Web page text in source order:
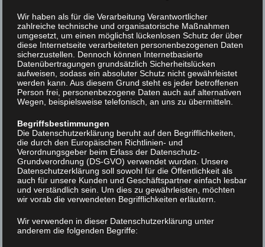
Telefon: 03631 982938
E-Mail: praxis@physiotherapie-noeckel.de
Verantwortlich i.S.d. § 55 Abs. 2 RStV:
Mark Nöckel Familie 2025 Stiftung
Physiotherapie
99734 Nordhausen
Deutschland
Fotoarbeiten:
Michael Caspari –Blitzlicht – let me see your smile
Wir haben als für die Verarbeitung Verantwortlicher
zahlreiche technische und organisatorische Maßnahmen
umgesetzt, um einen möglichst lückenlosen Schutz der über
diese Internetseite verarbeiteten personenbezogenen Daten
sicherzustellen. Dennoch können Internetbasierte
Datenübertragungen grundsätzlich Sicherheitslücken
aufweisen, sodass ein absoluter Schutz nicht gewährleistet
werden kann. Aus diesem Grund steht es jeder betroffenen
Person frei, personenbezogene Daten auch auf alternativen
Wegen, beispielsweise telefonisch, an uns zu übermitteln.
Begriffsbestimmungen
Die Datenschutzerklärung beruht auf den Begrifflichkeiten,
die durch den Europäischen Richtlinien- und
Verordnungsgeber beim Erlass der Datenschutz-
Grundverordnung (DS-GVO) verwendet wurden. Unsere
Datenschutzerklärung soll sowohl für die Öffentlichkeit als
auch für unsere Kunden und Geschäftspartner einfach lesbar
und verständlich sein. Um dies zu gewährleisten, möchten
wir vorab die verwendeten Begrifflichkeiten erläutern.
Wir verwenden in dieser Datenschutzerklärung unter
anderem die folgenden Begriffe: